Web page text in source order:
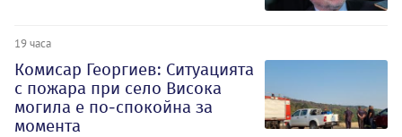
19 часа
Комисар Георгиев: Ситуацията
с пожара при село Висока
могила е по-спокойна за
момента